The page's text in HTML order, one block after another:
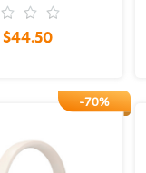
$44.50
-70%